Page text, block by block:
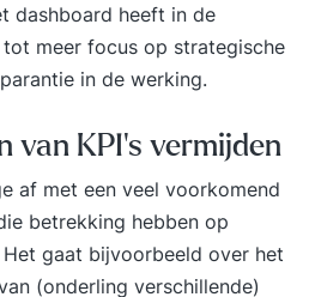
dashboard heeft in de
meer focus op strategische
in de werking.
van KPI's vermijden
af met een veel voorkomend
betrekking hebben op
gaat bijvoorbeeld over het
(onderling verschillende)